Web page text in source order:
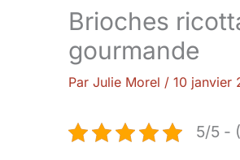
Brioches
gourmande
Par Julie Morel / 10 janvier
5/5 -